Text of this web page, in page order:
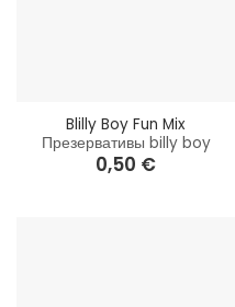
Blilly Boy Fun Mix
Презервативы billy boy
0,50 €